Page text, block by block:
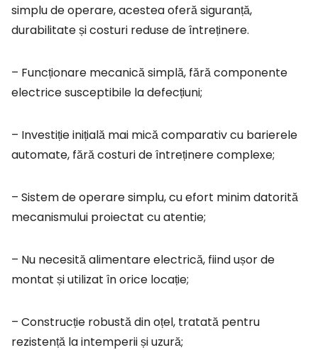
simplu de operare, acestea oferă siguranță,
durabilitate și costuri reduse de întreținere.
– Funcționare mecanică simplă, fără componente
electrice susceptibile la defecțiuni;
– Investiție inițială mai mică comparativ cu barierele
automate, fără costuri de întreținere complexe;
– Sistem de operare simplu, cu efort minim datorită
mecanismului proiectat cu atentie;
– Nu necesită alimentare electrică, fiind ușor de
montat și utilizat în orice locație;
– Construcție robustă din oțel, tratată pentru
rezistență la intemperii și uzură;